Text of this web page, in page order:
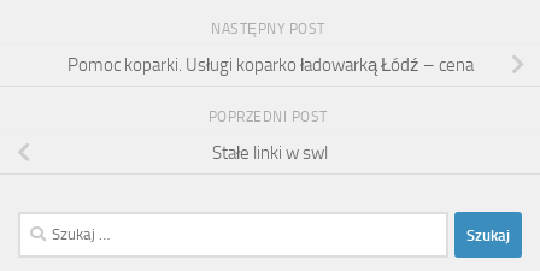
NASTĘPNY POST
Pomoc koparki. Usługi koparko ładowarką Łódź – cena
POPRZEDNI POST
Stałe linki w swl
Szukaj: